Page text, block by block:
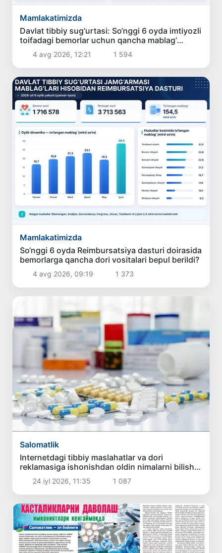
Mamlakatimizda
Davlat tibbiy sug‘urtasi: So‘nggi 6 oyda imtiyozli
toifadagi bemorlar uchun qancha mablag‘
yo‘naltirildi?
4 avg 2026, 12:21 1 594
Mamlakatimizda
So‘nggi 6 oyda Reimbursatsiya dasturi doirasida
bemorlarga qancha dori vositalari bepul berildi?
4 avg 2026, 09:19 1 373
Salomatlik
Internetdagi tibbiy maslahatlar va dori
reklamasiga ishonishdan oldin nimalarni bilish
kerak?
24 iyl 2026, 11:35 1 087